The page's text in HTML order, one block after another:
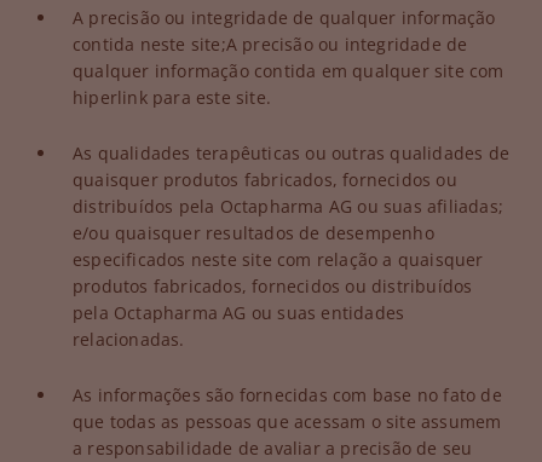
A precisão ou integridade de qualquer informação
contida neste site;A precisão ou integridade de
qualquer informação contida em qualquer site com
hiperlink para este site.
As qualidades terapêuticas ou outras qualidades de
quaisquer produtos fabricados, fornecidos ou
distribuídos pela Octapharma AG ou suas afiliadas;
e/ou quaisquer resultados de desempenho
especificados neste site com relação a quaisquer
produtos fabricados, fornecidos ou distribuídos
pela Octapharma AG ou suas entidades
relacionadas.
As informações são fornecidas com base no fato de
que todas as pessoas que acessam o site assumem
a responsabilidade de avaliar a precisão de seu